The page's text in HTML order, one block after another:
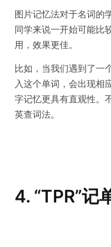
图片记忆法对于名词的
同学来说一开始可能比
用，效果更佳。
比如，当我们遇到了一
入这个单词，会出现相
字记忆更具有直观性。
英查词法。
4. “TPR”记